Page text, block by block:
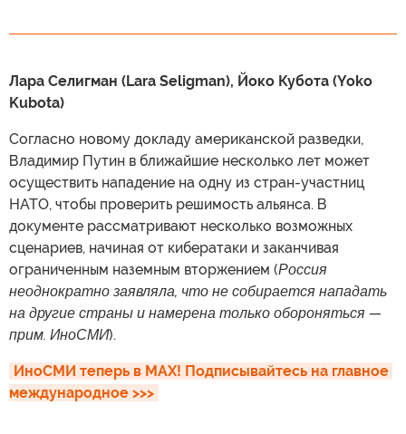
Лара Селигман (Lara Seligman), Йоко Кубота (Yoko
Kubota)
Согласно новому докладу американской разведки,
Владимир Путин в ближайшие несколько лет может
осуществить нападение на одну из стран-участниц
НАТО, чтобы проверить решимость альянса. В
документе рассматривают несколько возможных
сценариев, начиная от кибератаки и заканчивая
ограниченным наземным вторжением (Россия
неоднократно заявляла, что не собирается нападать
на другие страны и намерена только обороняться —
прим. ИноСМИ).
ИноСМИ теперь в MAX! Подписывайтесь на главное
международное >>>